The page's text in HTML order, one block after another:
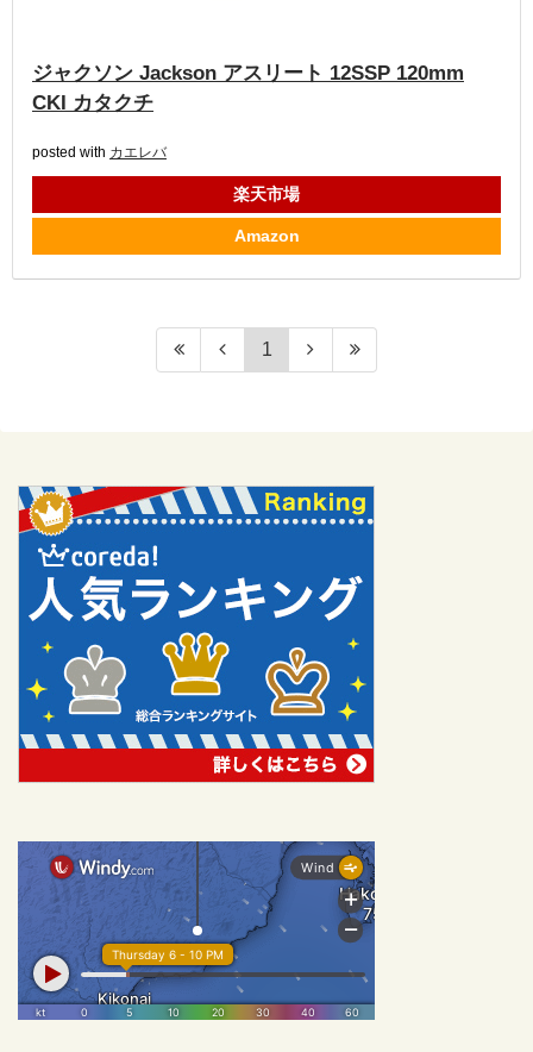
ジャクソン Jackson アスリート 12SSP 120mm
CKI カタクチ
posted with カエレバ
楽天市場
Amazon
1